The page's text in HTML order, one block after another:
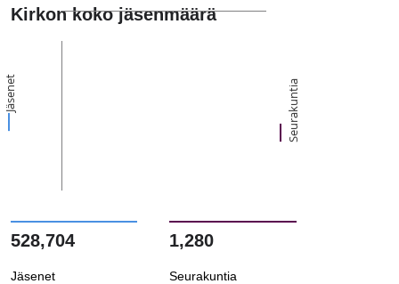
Kirkon koko jäsenmäärä
Jäsenet Seurakuntia
528,704
Jäsenet
1,280
Seurakuntia